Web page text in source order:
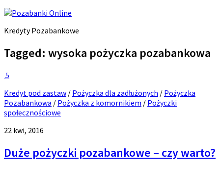
Kredyty Pozabankowe
Tagged: wysoka pożyczka pozabankowa
5
Kredyt pod zastaw / Pożyczka dla zadłużonych / Pożyczka
Pozabankowa / Pożyczka z komornikiem / Pożyczki
społecznościowe
22 kwi, 2016
Duże pożyczki pozabankowe – czy warto?